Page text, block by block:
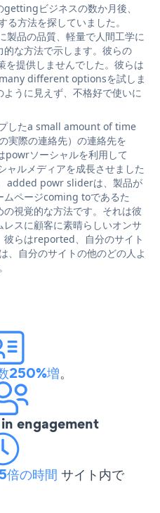
ビジネスの数か月後、
方法を探していました。
品の品質、軽量で人間工学に
な方法で示します。彼らの
提供しませんでした。彼らは
different optionsを試しま
うに見えず、不格好で使いに
したa small amount of time
実際の連絡先）の連絡先を
ソーシャルを利用して
ャルメディアを成長させました
added powr sliderは、製品が
ムページcoming toであるた
視覚的な方法です。それは彼
スに顧客に素晴らしいオンサ
彼らはreported、自分のサイト
、自分のサイトの他のどの人よ
250%増。
in engagement
倍の時間 サイト内で